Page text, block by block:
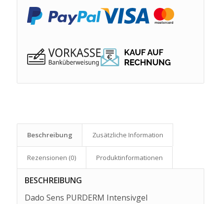
Beschreibung Zusätzliche Information
Rezensionen (0) Produkt­informationen
BESCHREIBUNG
Dado Sens PURDERM Intensivgel